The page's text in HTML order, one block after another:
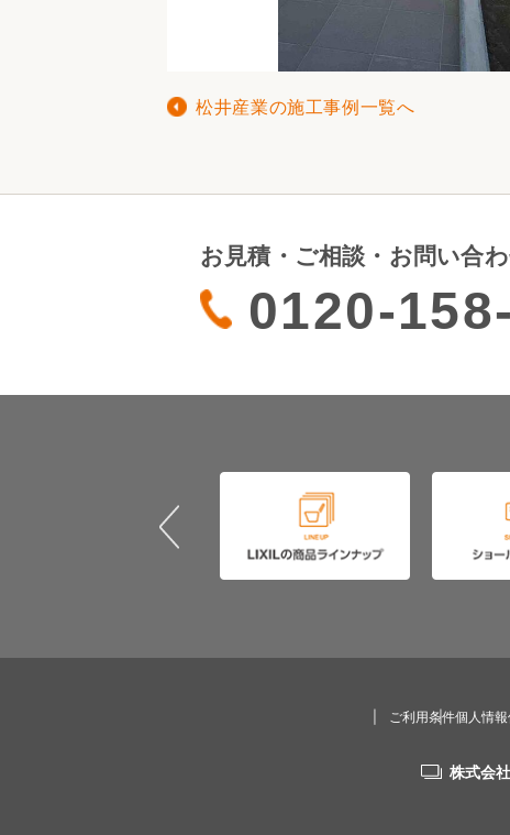
松井産業の施工事例一覧へ
お見積・ご相談・お問い合
0120-
ご利用条件個人情
株式会